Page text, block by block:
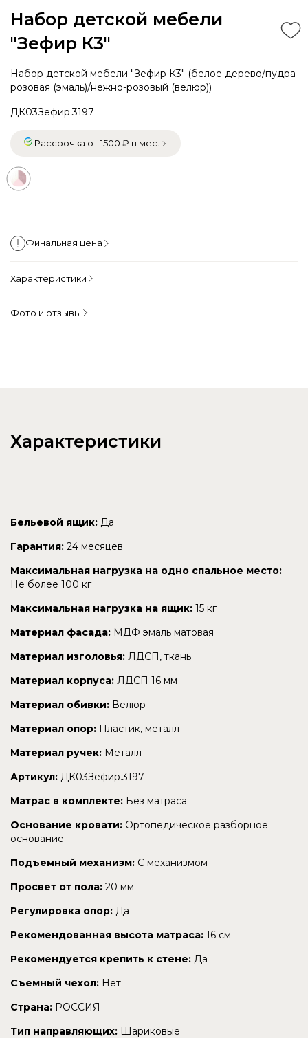
Набор детской мебели
"Зефир К3"
Набор детской мебели "Зефир К3" (белое дерево/пудра
розовая (эмаль)/нежно-розовый (велюр))
ДК03Зефир.3197
Рассрочка от 1500 ₽ в мес.
Финальная цена
Характеристики
Фото и отзывы
Характеристики
Бельевой ящик: Да
Гарантия: 24 месяцев
Максимальная нагрузка на одно спальное место:
Не более 100 кг
Максимальная нагрузка на ящик: 15 кг
Материал фасада: МДФ эмаль матовая
Материал изголовья: ЛДСП, ткань
Материал корпуса: ЛДСП 16 мм
Материал обивки: Велюр
Материал опор: Пластик, металл
Материал ручек: Металл
Артикул: ДК03Зефир.3197
Матрас в комплекте: Без матраса
Основание кровати: Ортопедическое разборное
основание
Подъемный механизм: С механизмом
Просвет от пола: 20 мм
Регулировка опор: Да
Рекомендованная высота матраса: 16 см
Рекомендуется крепить к стене: Да
Съемный чехол: Нет
Страна: РОССИЯ
Тип направляющих: Шариковые